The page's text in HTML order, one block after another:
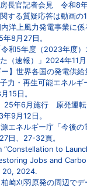
長官記者会見 令和8年
する質疑応答は動画の
洋上風力発電事業に
8月27日。
和5年度（2023年度
（速報）」2024年11月
ー】世界各国の発電供
子力・再生可能エネル
15日。
25年6月施行 原発運
9月12日。
エネルギー庁「今後の
日、27-32頁。
“Constellation to
Jobs and
20, 2024.
柏崎刈羽原発の周辺で